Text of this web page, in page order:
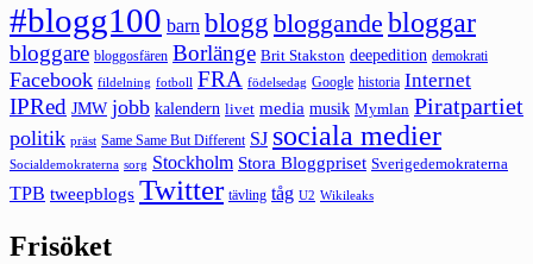
#blogg100 barn blogg bloggande bloggar
bloggare bloggosfären Borlänge Brit Stakston deepedition demokrati
Facebook fildelning fotboll FRA födelsedag Google historia Internet
IPRed JMW jobb kalendern livet media musik Mymlan Piratpartiet
politik präst Same Same But Different SJ sociala medier
Socialdemokraterna sorg Stockholm Stora Bloggpriset Sverigedemokraterna
TPB tweepblogs Twitter tävling tåg U2 Wikileaks
Frisöket